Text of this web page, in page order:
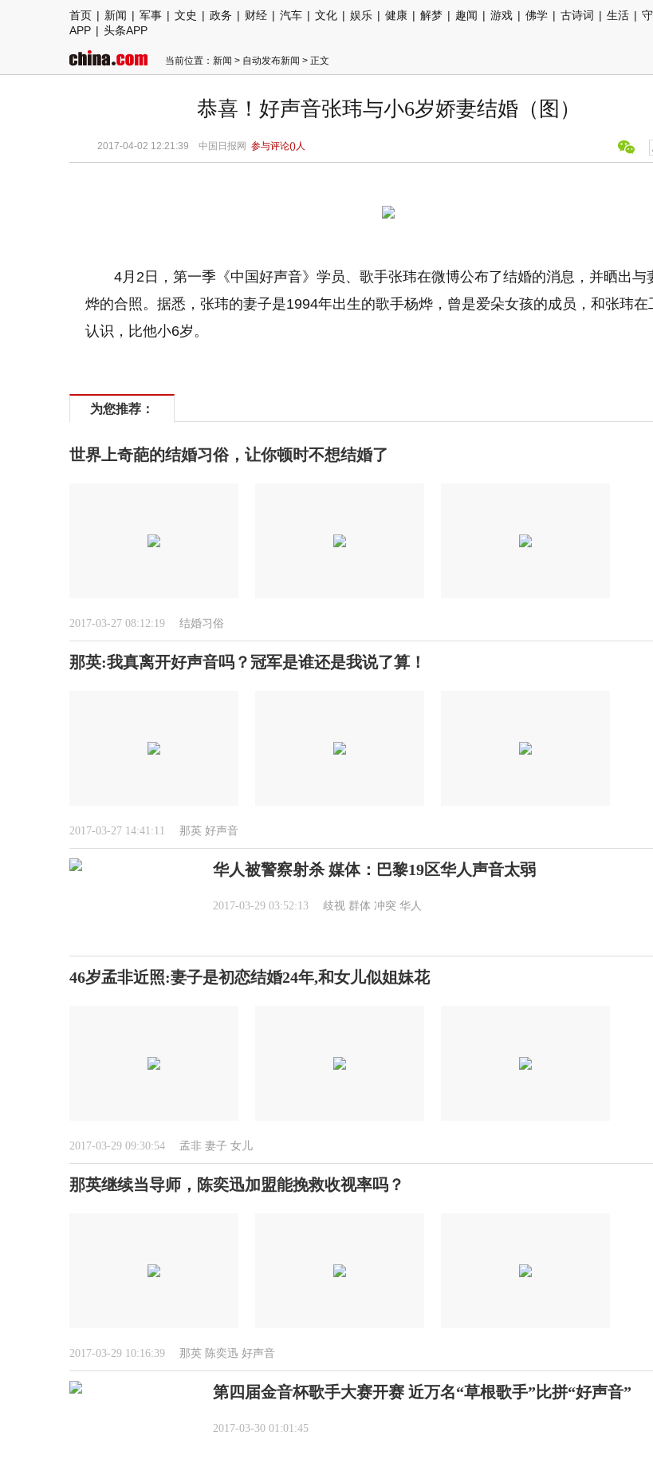
首页 | 新闻 | 军事 | 文史 | 政务 | 财经 | 汽车 | 文化 | 娱乐 | 健康 | 解梦 | 趣闻 | 游戏 | 佛学 | 古诗词 | 生活 |
APP | 头条APP
当前位置： 新闻 > 自动发布新闻 > 正文
恭喜！好声音张玮与小6岁娇妻结婚（图）
2017-04-02 12:21:39 中国日报网 参与评论()人
4月2日，第一季《中国好声音》学员、歌手张玮在微博公布了结婚的消息，并晒出与
烨的合照。据悉，张玮的妻子是1994年出生的歌手杨烨，曾是爱朵女孩的成员，和张玮在
认识，比他小6岁。
为您推荐：
世界上奇葩的结婚习俗，让你顿时不想结婚了
2017-03-27 08:12:19 结婚习俗
那英:我真离开好声音吗？冠军是谁还是我说了算！
2017-03-27 14:41:11 那英 好声音
华人被警察射杀 媒体：巴黎19区华人声音太弱
2017-03-29 03:52:13 歧视 群体 冲突 华人
46岁孟非近照:妻子是初恋结婚24年,和女儿似姐妹花
2017-03-29 09:30:54 孟非 妻子 女儿
那英继续当导师，陈奕迅加盟能挽救收视率吗？
2017-03-29 10:16:39 那英 陈奕迅 好声音
第四届金音杯歌手大赛开赛 近万名“草根歌手”比拼“好声音”
2017-03-30 01:01:45